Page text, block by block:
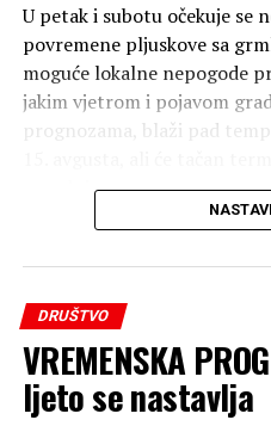
U petak i subotu očekuje se
povremene pljuskove sa
moguće lokalne nepogode
jakim vjetrom i pojavom
prognozama, blaži pad
narednim prognozama.
DRUŠTVO
VREMENSKA
ljeto se nastavlja